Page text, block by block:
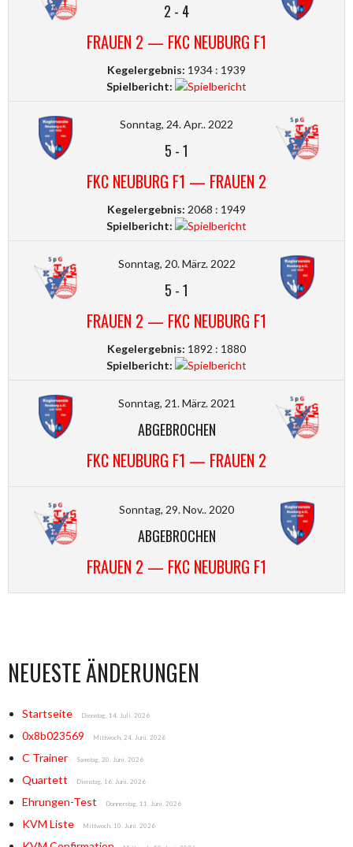
2 - 4
FRAUEN 2 — FKC NEUBURG F1
Kegelergebnis: 1934 : 1939
Spielbericht:
Sonntag, 24. Apr.. 2022
5 -1
FKC NEUBURG F1 — FRAUEN 2
Kegelergebnis: 2068 : 1949
Spielbericht:
Sonntag, 20. März. 2022
5 -1
FRAUEN 2 — FKC NEUBURG F1
Kegelergebnis: 1892 : 1880
Spielbericht:
Sonntag, 21. März. 2021
ABGEBROCHEN
FKC NEUBURG F1 — FRAUEN 2
Sonntag, 29. Nov.. 2020
ABGEBROCHEN
FRAUEN 2 — FKC NEUBURG F1
NEUESTE ÄNDERUNGEN
Startseite Dienstag, 14. Juli. 2026
0x8b023569 Mittwoch, 24. Juni. 2026
C Trainer Samstag, 20. Juni. 2026
Quartett Dienstag, 16. Juni. 2026
Ehrungen-Test Donnerstag, 11. Juni. 2026
KVM Liste Mittwoch, 10. Juni. 2026